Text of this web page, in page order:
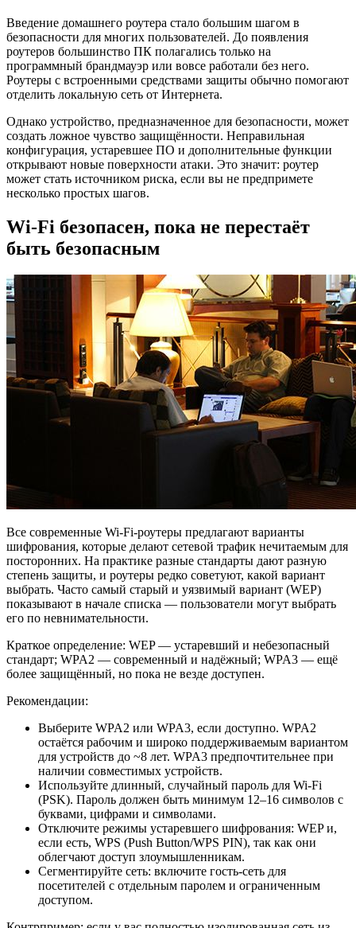
Введение домашнего роутера стало большим шагом в
безопасности для многих пользователей. До появления
роутеров большинство ПК полагались только на
программный брандмауэр или вовсе работали без него.
Роутеры с встроенными средствами защиты обычно помогают
отделить локальную сеть от Интернета.
Однако устройство, предназначенное для безопасности, может
создать ложное чувство защищённости. Неправильная
конфигурация, устаревшее ПО и дополнительные функции
открывают новые поверхности атаки. Это значит: роутер
может стать источником риска, если вы не предпримете
несколько простых шагов.
Wi‑Fi безопасен, пока не перестаёт
быть безопасным
Все современные Wi‑Fi‑роутеры предлагают варианты
шифрования, которые делают сетевой трафик нечитаемым для
посторонних. На практике разные стандарты дают разную
степень защиты, и роутеры редко советуют, какой вариант
выбрать. Часто самый старый и уязвимый вариант (WEP)
показывают в начале списка — пользователи могут выбрать
его по невнимательности.
Краткое определение: WEP — устаревший и небезопасный
стандарт; WPA2 — современный и надёжный; WPA3 — ещё
более защищённый, но пока не везде доступен.
Рекомендации:
Выберите WPA2 или WPA3, если доступно. WPA2
остаётся рабочим и широко поддерживаемым вариантом
для устройств до ~8 лет. WPA3 предпочтительнее при
наличии совместимых устройств.
Используйте длинный, случайный пароль для Wi‑Fi
(PSK). Пароль должен быть минимум 12–16 символов с
буквами, цифрами и символами.
Отключите режимы устаревшего шифрования: WEP и,
если есть, WPS (Push Button/WPS PIN), так как они
облегчают доступ злоумышленникам.
Сегментируйте сеть: включите гость‑сеть для
посетителей с отдельным паролем и ограниченным
доступом.